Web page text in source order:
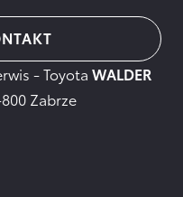
- Toyota WALDER
Zabrze